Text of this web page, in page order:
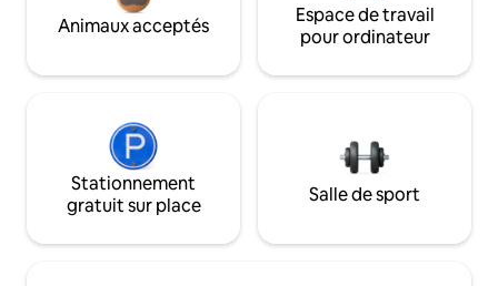
Animaux acceptés
Espace de travail
pour ordinateur
Stationnement
gratuit sur place
Salle de sport